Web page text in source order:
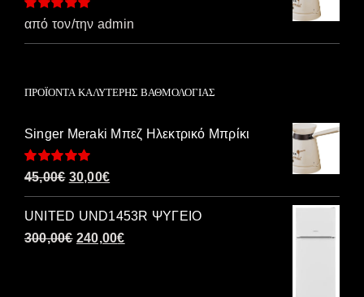
Βαθμολογήθηκε
από τον/την admin
ΠΡΟΪΌΝΤΑ ΚΑΛΎΤΕΡΗΣ ΒΑΘΜΟΛΟΓΊΑΣ
Singer Meraki Μπεζ Ηλεκτρικό Μπρίκι
Βαθμολογήθηκε
45,00€ Original
price
was:
45,00€.
30,00€Η
τρέχουσα
τιμή
είναι:
UNITED UND1453R ΨΥΓΕΙΟ
300,00€ Original
240,00€Η